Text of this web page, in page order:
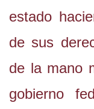
estado
de sus
de la mano
gobierno